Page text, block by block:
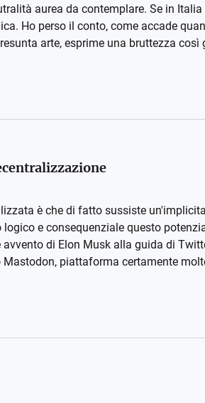
aurea da contemplare. Se in
Ho perso il conto, come accade
arte, esprime una bruttezza così
è che di fatto sussiste
e consequenziale questo
di Elon Musk alla guida di
piattaforma certamente